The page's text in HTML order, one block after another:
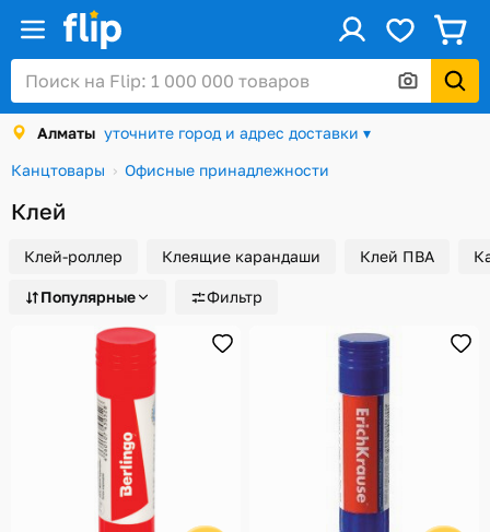
Алматы уточните город и адрес доставки ▾
Канцтовары
Офисные принадлежности
Клей
Клей-роллер Клеящие карандаши Клей ПВА
Популярные Фильтр
Войти / Регистрация
Каталог
Скидки и акции
Подарочные карты
Заказы
Посылки
Алматы
Избранное
История просмотров